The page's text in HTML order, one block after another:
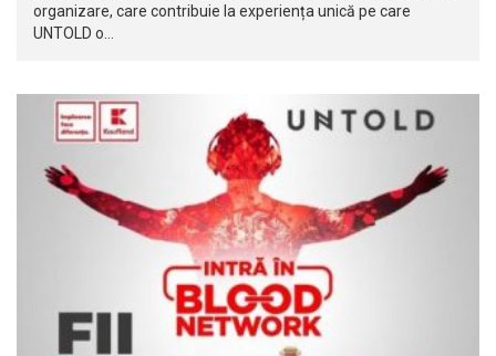
organizare, care contribuie la experiența unică pe care
UNTOLD o…